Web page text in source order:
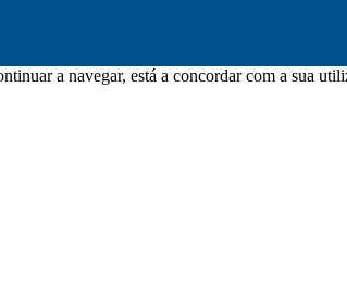
a navegar, está a concordar com a sua